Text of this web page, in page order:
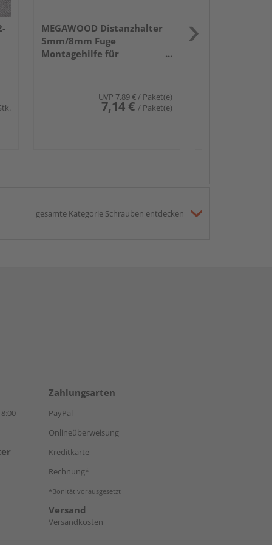
MEGAWOOD Distanzhalter
5mm/8mm Fuge
Montagehilfe für
UVP 7,89 €/ Paket(e)
7,14 € / Paket(e)
gesamte Kategorie Schrauben entdecken
Zahlungsarten
PayPal
Onlineüberweisung
Kreditkarte
Rechnung*
*Bonität vorausgesetzt
Versand
Versandkosten